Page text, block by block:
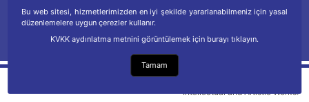
Copyright is protected under the Law on
Intellectual and Artistic Works.
Bu web sitesi, hizmetlerimizden en iyi şekilde yararlanabilmeniz için yasal
düzenlemelere uygun çerezler kullanır.
KVKK aydınlatma metnini görüntülemek için burayı tıklayın.
Tamam